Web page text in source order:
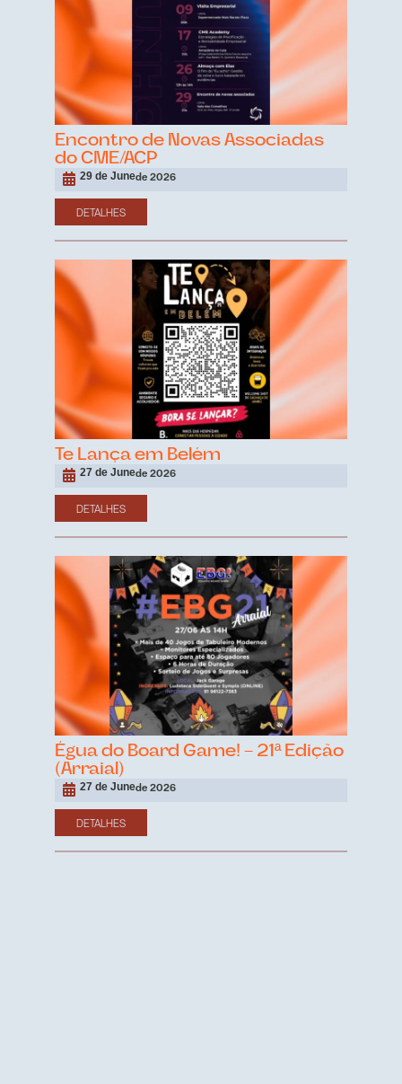
Encontro de Novas Associadas
do CME/ACP
29 de Junede 2026
DETALHES
Te Lança em Belém
27 de Junede 2026
DETALHES
Égua do Board Game! – 21ª Edição
(Arraial)
27 de Junede 2026
DETALHES